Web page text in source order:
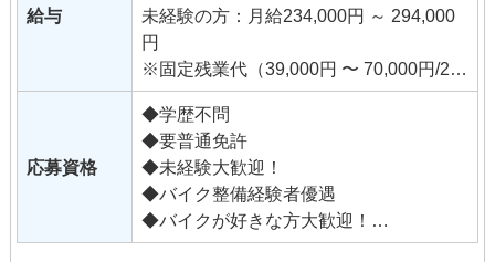
レアなバイクに出会えると店内の温度が
一気にあがる､そんなバイク好きが集まっ
ている会社です｡
とにかくバイク大好き！ 二輪運転免許を
持っていない方でもやる気があれば大丈
夫です。
仕事を通して成長していきたい方なら問
題ありません。
バイクの知識が無くても販売には自身が
あるなど、他業種からの転職も歓迎しま
す。
給与
未経験の方：月給234,000円 ～ 294,000
円
※固定残業代（39,000円 〜 70,000円/28
時間）を含む
時間外労働の有無にかかわらず、固定
残業代として支給し、
28時間を超える時間外労働は追加で支
給。
（法定内21時間、法定外7時間で算出）
応募資格
◆学歴不問
◆要普通免許
◆未経験大歓迎！
◆バイク整備経験者優遇
◆バイクが好きな方大歓迎！
未経験の方：年齢制限あり（32歳以下）